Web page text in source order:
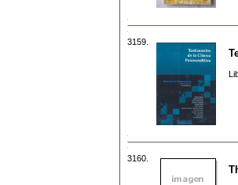
3159.
3160.